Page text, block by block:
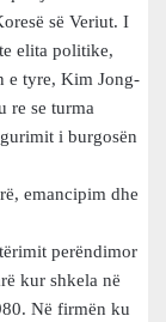
së Veriut. I
elita politike,
e tyre, Kim Jong-
re se turma
i burgosën
emancipim dhe
perëndimor
kur shkela në
Në firmën ku